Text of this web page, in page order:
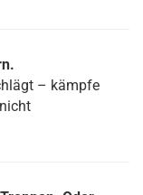
– kämpfe